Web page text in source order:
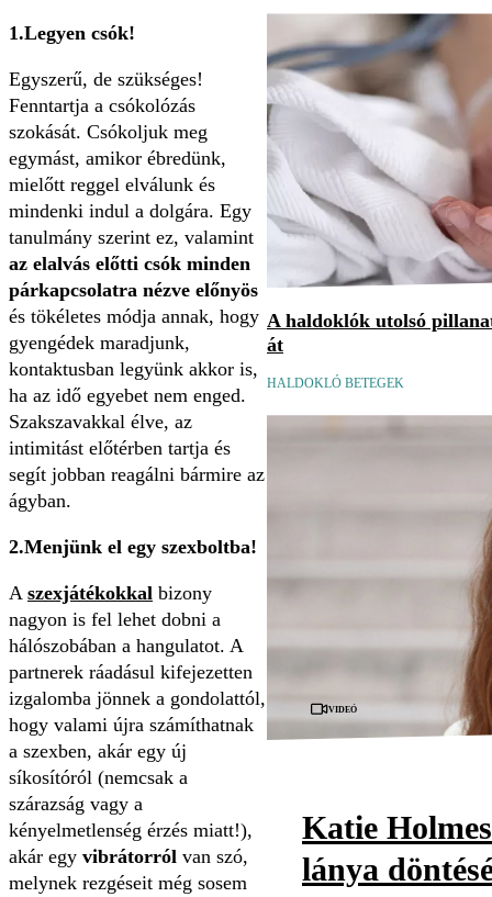
1.Legyen csók!
Egyszerű, de szükséges!
Fenntartja a csókolózás
szokását. Csókoljuk meg
egymást, amikor ébredünk,
mielőtt reggel elválunk és
mindenki indul a dolgára. Egy
tanulmány szerint ez, valamint
az elalvás előtti csók minden
párkapcsolatra nézve előnyös
és tökéletes módja annak, hogy
gyengédek maradjunk,
kontaktusban legyünk akkor is,
ha az idő egyebet nem enged.
Szakszavakkal élve, az
intimitást előtérben tartja és
segít jobban reagálni bármire az
ágyban.
2.Menjünk el egy szexboltba!
A szexjátékokkal bizony
nagyon is fel lehet dobni a
hálószobában a hangulatot. A
partnerek ráadásul kifejezetten
izgalomba jönnek a gondolattól,
hogy valami újra számíthatnak
a szexben, akár egy új
síkosítóról (nemcsak a
szárazság vagy a
kényelmetlenség érzés miatt!),
akár egy vibrátorról van szó,
melynek rezgéseit még sosem
A haldoklók utolsó
át
HALDOKLÓ BETEGEK
Videó
Katie
lánya